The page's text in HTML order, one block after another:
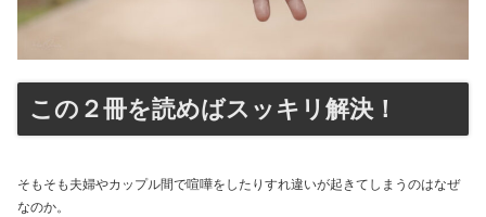
この２冊を読めばスッキリ解決！
そもそも夫婦やカップル間で喧嘩をしたりすれ違いが起きてしまうのはなぜ
なのか。